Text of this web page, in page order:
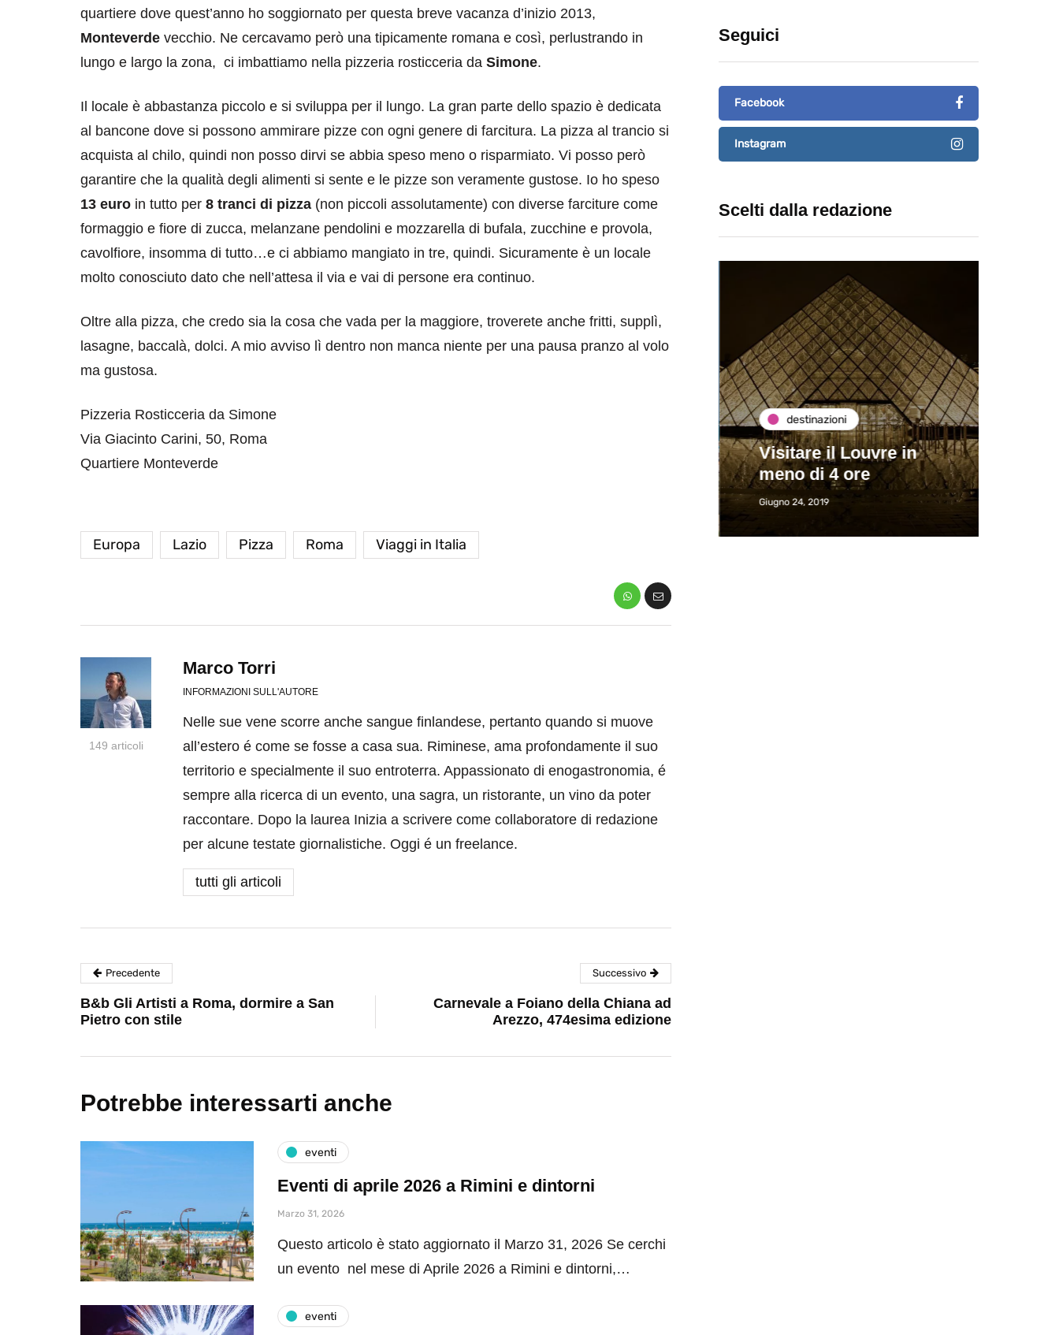
quartiere dove quest’anno ho soggiornato per questa breve vacanza d’inizio 2013,
Monteverde vecchio. Ne cercavamo però una tipicamente romana e così, perlustrando in
lungo e largo la zona, ci imbattiamo nella pizzeria rosticceria da Simone.
Il locale è abbastanza piccolo e si sviluppa per il lungo. La gran parte dello spazio è dedicata
al bancone dove si possono ammirare pizze con ogni genere di farcitura. La pizza al trancio si
acquista al chilo, quindi non posso dirvi se abbia speso meno o risparmiato. Vi posso però
garantire che la qualità degli alimenti si sente e le pizze son veramente gustose. Io ho speso
13 euro in tutto per 8 tranci di pizza (non piccoli assolutamente) con diverse farciture come
formaggio e fiore di zucca, melanzane pendolini e mozzarella di bufala, zucchine e provola,
cavolfiore, insomma di tutto…e ci abbiamo mangiato in tre, quindi. Sicuramente è un locale
molto conosciuto dato che nell’attesa il via e vai di persone era continuo.
Oltre alla pizza, che credo sia la cosa che vada per la maggiore, troverete anche fritti, supplì,
lasagne, baccalà, dolci. A mio avviso lì dentro non manca niente per una pausa pranzo al volo
ma gustosa.
Pizzeria Rosticceria da Simone
Via Giacinto Carini, 50, Roma
Quartiere Monteverde
Europa Lazio Pizza Roma Viaggi in Italia
Seguici
Facebook
Instagram
Scelti dalla redazione
il Louvre in
di 4 ore
destinazioni destinazioni
Visitare il Louvre in
meno di 4 ore
Giugno 24, 2019
149 articoli
Marco Torri
INFORMAZIONI SULL'AUTORE
Nelle sue vene scorre anche sangue finlandese, pertanto quando si muove
all’estero é come se fosse a casa sua. Riminese, ama profondamente il suo
territorio e specialmente il suo entroterra. Appassionato di enogastronomia, é
sempre alla ricerca di un evento, una sagra, un ristorante, un vino da poter
raccontare. Dopo la laurea Inizia a scrivere come collaboratore di redazione
per alcune testate giornalistiche. Oggi é un freelance.
tutti gli articoli
Precedente
B&b Gli Artisti a Roma, dormire a San
Pietro con stile
Successivo
Carnevale a Foiano della Chiana ad
Arezzo, 474esima edizione
Potrebbe interessarti anche
eventi
Eventi di aprile 2026 a Rimini e dintorni
Marzo 31, 2026
Questo articolo è stato aggiornato il Marzo 31, 2026 Se cerchi
un evento nel mese di Aprile 2026 a Rimini e dintorni,…
eventi